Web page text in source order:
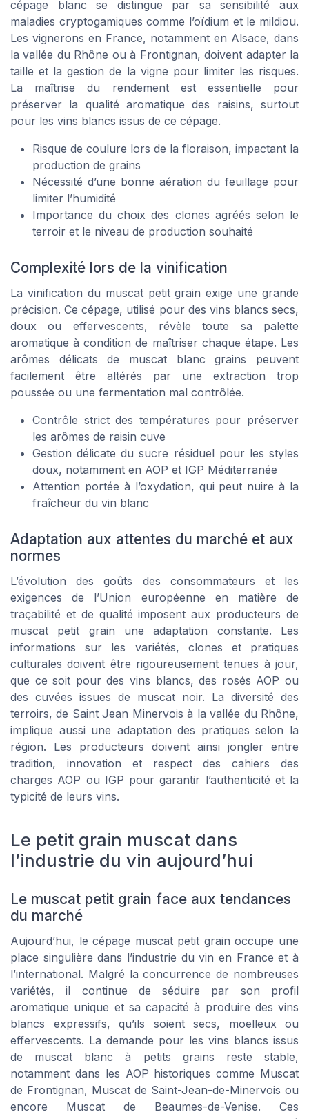
cépage blanc se distingue par sa sensibilité aux
maladies cryptogamiques comme l’oïdium et le mildiou.
Les vignerons en France, notamment en Alsace, dans
la vallée du Rhône ou à Frontignan, doivent adapter la
taille et la gestion de la vigne pour limiter les risques.
La maîtrise du rendement est essentielle pour
préserver la qualité aromatique des raisins, surtout
pour les vins blancs issus de ce cépage.
Risque de coulure lors de la floraison, impactant la
production de grains
Nécessité d’une bonne aération du feuillage pour
limiter l’humidité
Importance du choix des clones agréés selon le
terroir et le niveau de production souhaité
Complexité lors de la vinification
La vinification du muscat petit grain exige une grande
précision. Ce cépage, utilisé pour des vins blancs secs,
doux ou effervescents, révèle toute sa palette
aromatique à condition de maîtriser chaque étape. Les
arômes délicats de muscat blanc grains peuvent
facilement être altérés par une extraction trop
poussée ou une fermentation mal contrôlée.
Contrôle strict des températures pour préserver
les arômes de raisin cuve
Gestion délicate du sucre résiduel pour les styles
doux, notamment en AOP et IGP Méditerranée
Attention portée à l’oxydation, qui peut nuire à la
fraîcheur du vin blanc
Adaptation aux attentes du marché et aux
normes
L’évolution des goûts des consommateurs et les
exigences de l’Union européenne en matière de
traçabilité et de qualité imposent aux producteurs de
muscat petit grain une adaptation constante. Les
informations sur les variétés, clones et pratiques
culturales doivent être rigoureusement tenues à jour,
que ce soit pour des vins blancs, des rosés AOP ou
des cuvées issues de muscat noir. La diversité des
terroirs, de Saint Jean Minervois à la vallée du Rhône,
implique aussi une adaptation des pratiques selon la
région. Les producteurs doivent ainsi jongler entre
tradition, innovation et respect des cahiers des
charges AOP ou IGP pour garantir l’authenticité et la
typicité de leurs vins.
Le petit grain muscat dans
l’industrie du vin aujourd’hui
Le muscat petit grain face aux tendances
du marché
Aujourd’hui, le cépage muscat petit grain occupe une
place singulière dans l’industrie du vin en France et à
l’international. Malgré la concurrence de nombreuses
variétés, il continue de séduire par son profil
aromatique unique et sa capacité à produire des vins
blancs expressifs, qu’ils soient secs, moelleux ou
effervescents. La demande pour les vins blancs issus
de muscat blanc à petits grains reste stable,
notamment dans les AOP historiques comme Muscat
de Frontignan, Muscat de Saint-Jean-de-Minervois ou
encore Muscat de Beaumes-de-Venise. Ces